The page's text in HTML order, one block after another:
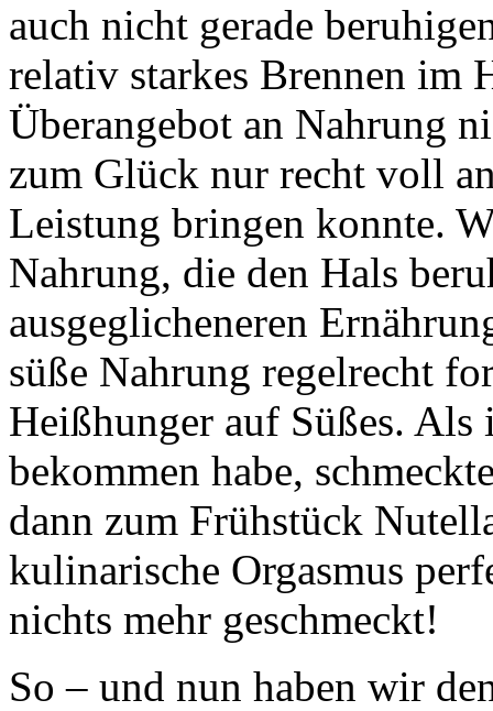
auch nicht gerade
relativ starkes Brennen im
Überangebot an Nahrung
zum Glück nur recht voll
Leistung bringen konnte.
Nahrung, die den Hals
ausgeglicheneren
süße Nahrung regelrecht
Heißhunger auf Süßes. Als
bekommen habe,
dann zum Frühstück
kulinarische Orgasmus
nichts mehr geschmeckt!
So – und nun haben wir